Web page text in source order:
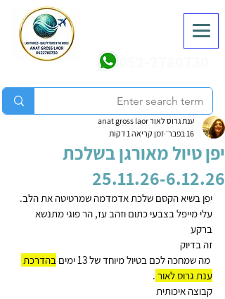
יפן טיול מאורגן בשלכת
25.11.26-6.12.26
ענת גרוס לאור anat gross laor
16 בפבר׳
זמן קריאה 1 דקות
יפן בשיא הקסם שלכת אדמדמה שמרטיטה את הלב.
עלי מייפל בצבעי כתום וזהב עז, הר פוגי מתנשא
ברקע
זה בדיוק
בהדרכת
ענת גרוס לאור .
קבוצה איכותית